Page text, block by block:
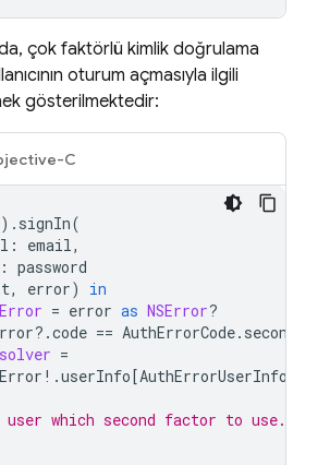
çok faktörlü kimlik doğrulama
oturum açmasıyla ilgili
gösterilmektedir:
C
signIn(
: email ,
: password
, error)
in
= error as NSError?
?.code == AuthErrorCode.
=
!.userInfo[
which second factor to use.